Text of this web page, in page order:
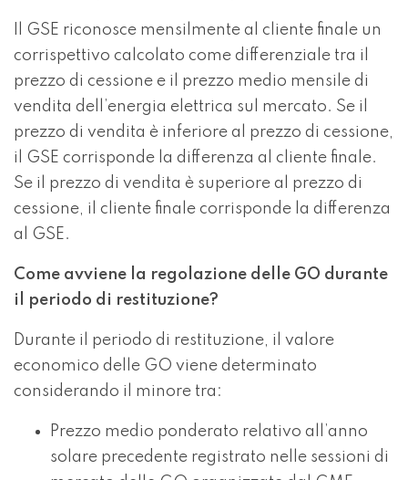
Il GSE riconosce mensilmente al cliente finale un
corrispettivo calcolato come differenziale tra il
prezzo di cessione e il prezzo medio mensile di
vendita dell’energia elettrica sul mercato. Se il
prezzo di vendita è inferiore al prezzo di cessione,
il GSE corrisponde la differenza al cliente finale.
Se il prezzo di vendita è superiore al prezzo di
cessione, il cliente finale corrisponde la differenza
al GSE.
Come avviene la regolazione delle GO durante
il periodo di restituzione?
Durante il periodo di restituzione, il valore
economico delle GO viene determinato
considerando il minore tra:
Prezzo medio ponderato relativo all’anno
solare precedente registrato nelle sessioni di